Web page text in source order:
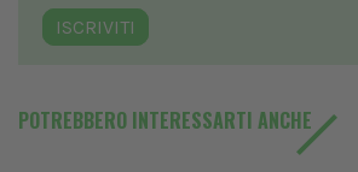
ISCRIVITI
POTREBBERO INTERESSARTI ANCHE